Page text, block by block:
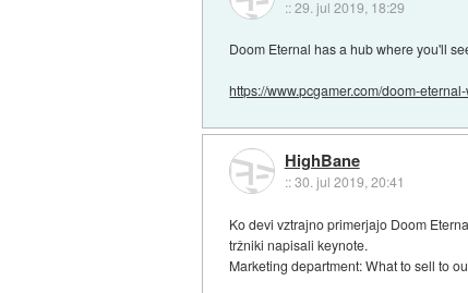
::29. jul 2019, 18:29
Doom Eternal has a hub where you'll
https://www.pcgamer.com/doom-eternal-
HighBane
::30. jul 2019, 20:41
Ko devi vztrajno primerjajo Doom
tržniki napisali keynote.
Marketing department: What to sell to